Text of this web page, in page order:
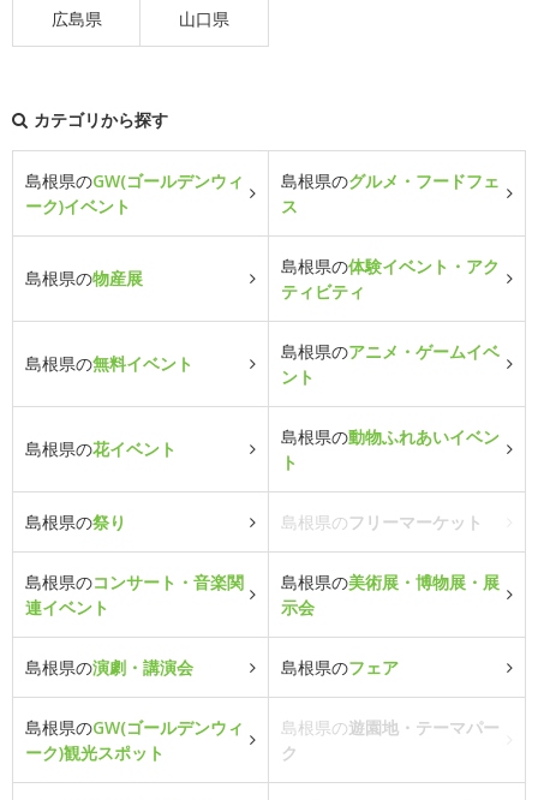
広島県 山口県
カテゴリから探す
島根県のGW(ゴールデンウィ
ーク)イベント
島根県のグルメ・フードフェ
ス
島根県の物産展
島根県の体験イベント・アク
ティビティ
島根県の無料イベント
島根県のアニメ・ゲームイベ
ント
島根県の花イベント
島根県の動物ふれあいイベン
ト
島根県の祭り 島根県のフリーマーケット
島根県のコンサート・音楽関
連イベント
島根県の美術展・博物展・展
示会
島根県の演劇・講演会 島根県のフェア
島根県のGW(ゴールデンウィ
ーク)観光スポット
島根県の遊園地・テーマパー
ク